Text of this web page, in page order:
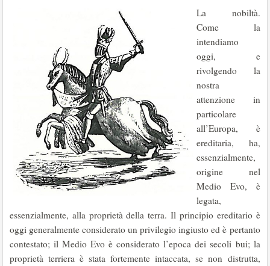
La nobiltà.
Come la
intendiamo
oggi, e
rivolgendo la
nostra
attenzione in
particolare
all’Europa, è
ereditaria, ha,
essenzialmente,
origine nel
Medio Evo, è
legata,
essenzial­mente, alla proprietà della terra. Il principio ereditario è
oggi generalmente considerato un privilegio ingiusto ed è pertanto
contestato; il Medio Evo è considerato l’epoca dei se­coli bui; la
proprietà terriera è stata fortemente intaccata, se non distrutta,